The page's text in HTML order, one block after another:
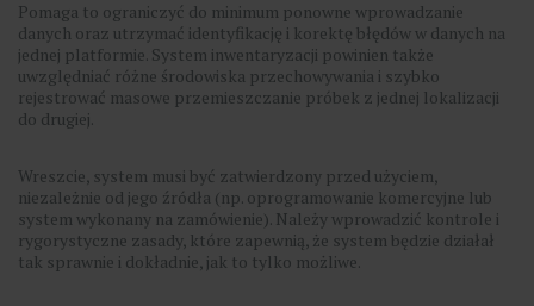
Pomaga to ograniczyć do minimum ponowne wprowadzanie
danych oraz utrzymać identyfikację i korektę błędów w danych na
jednej platformie. System inwentaryzacji powinien także
uwzględniać różne środowiska przechowywania i szybko
rejestrować masowe przemieszczanie próbek z jednej lokalizacji
do drugiej.
Wreszcie, system musi być zatwierdzony przed użyciem,
niezależnie od jego źródła (np. oprogramowanie komercyjne lub
system wykonany na zamówienie). Należy wprowadzić kontrole i
rygorystyczne zasady, które zapewnią, że system będzie działał
tak sprawnie i dokładnie, jak to tylko możliwe.